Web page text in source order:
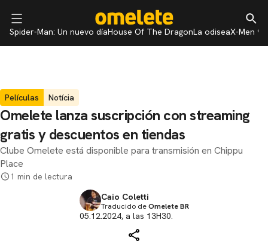
Spider-Man: Un nuevo díaHouse Of The DragonLa odiseaX-Men 97
Películas Notícia
Omelete lanza suscripción con streaming
gratis y descuentos en tiendas
Clube Omelete está disponible para transmisión en Chippu
Place
1 min de lectura
Caio Coletti
Traducido deOmelete BR
05.12.2024, a las 13H30.